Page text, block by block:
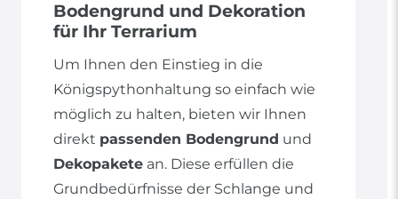
Bodengrund und Dekoration
für Ihr Terrarium
Um Ihnen den Einstieg in die
Königspythonhaltung so einfach wie
möglich zu halten, bieten wir Ihnen
direkt passenden Bodengrund und
Dekopakete an. Diese erfüllen die
Grundbedürfnisse der Schlange und